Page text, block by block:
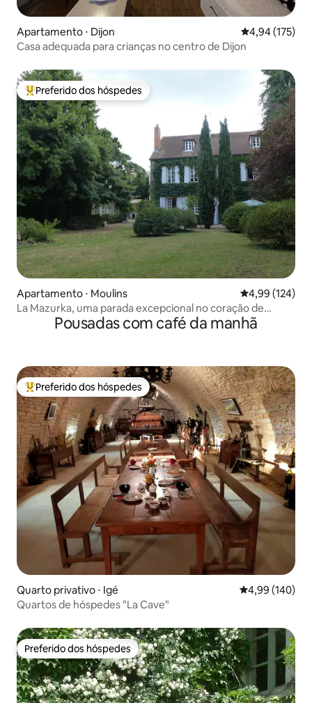
Apartamento ⋅ Dijon 4,94 de uma
4,94 (175)
Casa adequada para crianças no centro de Dijon
Entre os melhores preferidos dos hóspedes
Preferido dos hóspedes
Apartamento ⋅ Moulins 4,99 de uma
4,99 (124)
La Mazurka, uma parada excepcional no coração de
Pousadas com café da manhã
Entre os melhores preferidos dos hóspedes
Preferido dos hóspedes
Quarto privativo ⋅ Igé 4,99 de uma
4,99 (140)
Quartos de hóspedes "La Cave"
Preferido dos hóspedes
Preferido dos hóspedes